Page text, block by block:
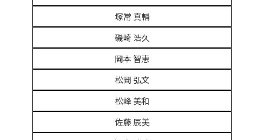
塚常 真輔
磯崎 浩久
岡本 智恵
松岡 弘文
松峰 美和
佐藤 辰美